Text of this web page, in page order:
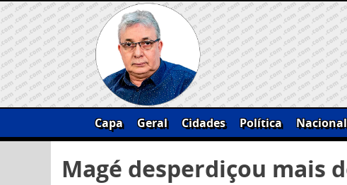
Skip
to
content
Capa Geral Cidades Política Nacional
por:
Magé desperdiçou mais